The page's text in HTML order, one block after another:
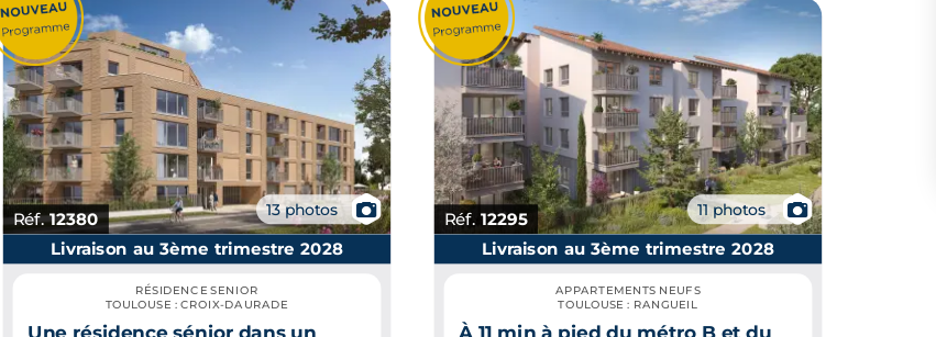
Réf.12380 13 photos 📷
Livraison au 3ème trimestre 2028
RÉSIDENCE SENIOR
TOULOUSE : CROIX-DAURADE
Une résidence sénior dans un
Réf. 12295 11 photos 📷
Livraison au 3ème trimestre 2028
APPARTEMENTS NEUFS
TOULOUSE : RANGUEIL
À 11 min à pied du métro B et du